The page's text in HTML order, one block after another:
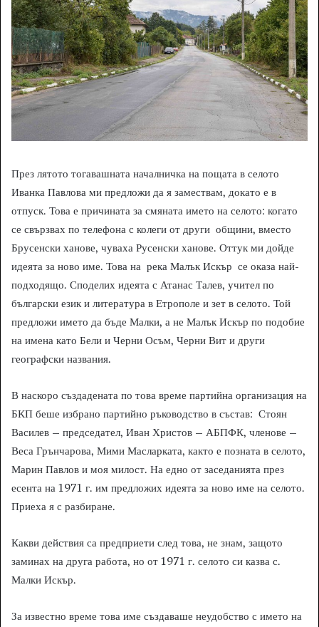
През лятото тогавашната началничка на пощата в селото
Иванка Павлова ми предложи да я замествам, докато е в
отпуск. Това е причината за смяната името на селото: когато
се свързвах по телефона с колеги от други общини, вместо
Брусенски ханове, чуваха Русенски ханове. Оттук ми дойде
идеята за ново име. Това на река Малък Искър се оказа най-
подходящо. Споделих идеята с Атанас Талев, учител по
български език и литература в Етрополе и зет в селото. Той
предложи името да бъде Малки, а не Малък Искър по подобие
на имена като Бели и Черни Осъм, Черни Вит и други
географски названия.
В наскоро създадената по това време партийна организация на
БКП беше избрано партийно ръководство в състав: Стоян
Василев – председател, Иван Христов – АБПФК, членове –
Веса Грънчарова, Мими Масларката, както е позната в селото,
Марин Павлов и моя милост. На едно от заседанията през
есента на 1971 г. им предложих идеята за ново име на селото.
Приеха я с разбиране.
Какви действия са предприети след това, не знам, защото
заминах на друга работа, но от 1971 г. селото си казва с.
Малки Искър.
За известно време това име създаваше неудобство с името на